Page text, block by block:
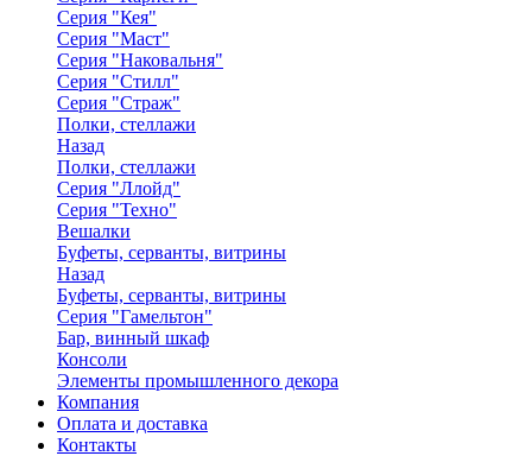
Серия "Кея"
Серия "Маст"
Серия "Наковальня"
Серия "Стилл"
Серия "Страж"
Полки, стеллажи
Назад
Полки, стеллажи
Серия "Ллойд"
Серия "Техно"
Вешалки
Буфеты, серванты, витрины
Назад
Буфеты, серванты, витрины
Серия "Гамельтон"
Бар, винный шкаф
Консоли
Элементы промышленного декора
Компания
Оплата и доставка
Контакты